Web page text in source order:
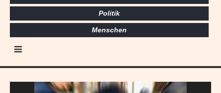
Politik
Menschen